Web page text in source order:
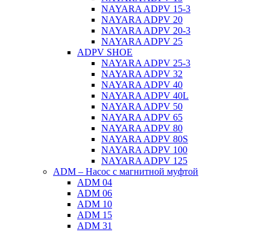
NAYARA ADPV 15-3
NAYARA ADPV 20
NAYARA ADPV 20-3
NAYARA ADPV 25
ADPV SHOE
NAYARA ADPV 25-3
NAYARA ADPV 32
NAYARA ADPV 40
NAYARA ADPV 40L
NAYARA ADPV 50
NAYARA ADPV 65
NAYARA ADPV 80
NAYARA ADPV 80S
NAYARA ADPV 100
NAYARA ADPV 125
ADM – Насос с магнитной муфтой
ADM 04
ADM 06
ADM 10
ADM 15
ADM 31